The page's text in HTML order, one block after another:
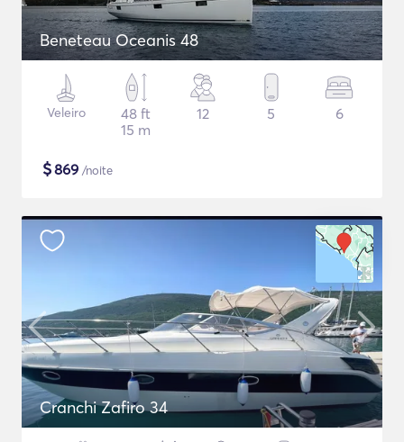
Beneteau Oceanis 48
Veleiro
48 ft
15 m
12 5 6
$869 /noite
Cranchi Zafiro 34